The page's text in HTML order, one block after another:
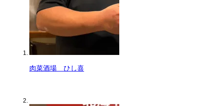
肉菜酒場 ひし喜